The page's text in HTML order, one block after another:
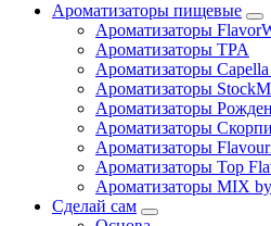
Ароматизаторы пищевые
Ароматизаторы
Ароматизаторы TPA
Ароматизаторы
Ароматизаторы
Ароматизаторы
Ароматизаторы
Ароматизаторы
Ароматизаторы Top
Ароматизаторы MIX
Сделай сам